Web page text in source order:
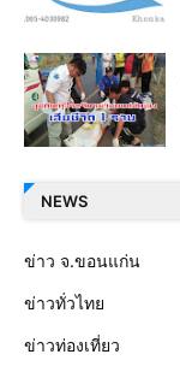
NEWS
ข่าว จ.ขอนแก่น
ข่าวทั่วไทย
ข่าวท่องเที่ยว